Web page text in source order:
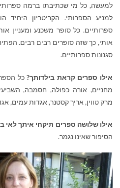
למעשה, כל מי שכתיבתו ברמה
למניע הספרותי. הקריטריון היחיד
ספרותיים. כל סופר משכנע ומעניין
אותי, כך שזה סופרים רבים רבים.
סגנונות ספרותיים.
אילו ספרים קראת בילדותך?כל
מחניים, אורה כפולה, חסמבה,
מרק טווין, אריך קסטנר, אגדות עמים,
אילו שלושה ספרים תיקחי איתך לאי
הסיפור שאינו נגמר.